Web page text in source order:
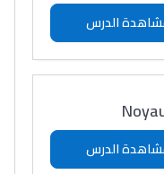
الدرس
الدرس